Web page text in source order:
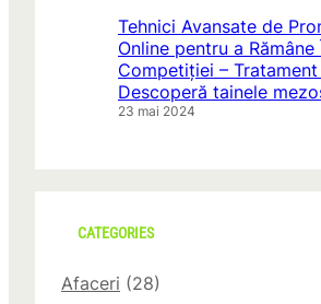
Tehnici Avansate de
Online pentru a Rămâne
Competiției –
Descoperă tainele
23 mai 2024
CATEGORIES
Afaceri (28)